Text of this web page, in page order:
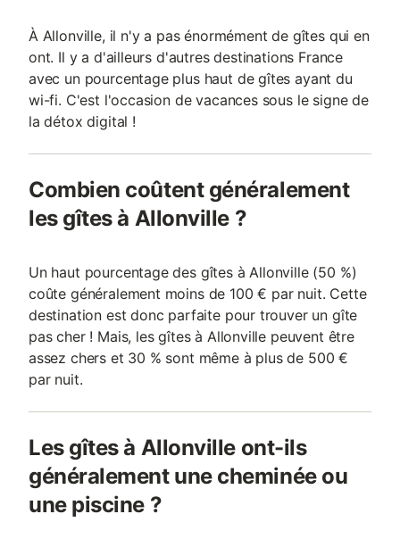
À Allonville, il n'y a pas énormément de gîtes qui en
ont. Il y a d'ailleurs d'autres destinations France
avec un pourcentage plus haut de gîtes ayant du
wi-fi. C'est l'occasion de vacances sous le signe de
la détox digital !
Combien coûtent généralement
les gîtes à Allonville ?
Un haut pourcentage des gîtes à Allonville (50 %)
coûte généralement moins de 100 € par nuit. Cette
destination est donc parfaite pour trouver un gîte
pas cher ! Mais, les gîtes à Allonville peuvent être
assez chers et 30 % sont même à plus de 500 €
par nuit.
Les gîtes à Allonville ont-ils
généralement une cheminée ou
une piscine ?